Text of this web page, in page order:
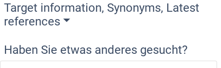
Target information, Synonyms, Latest
references
Haben Sie etwas anderes gesucht?